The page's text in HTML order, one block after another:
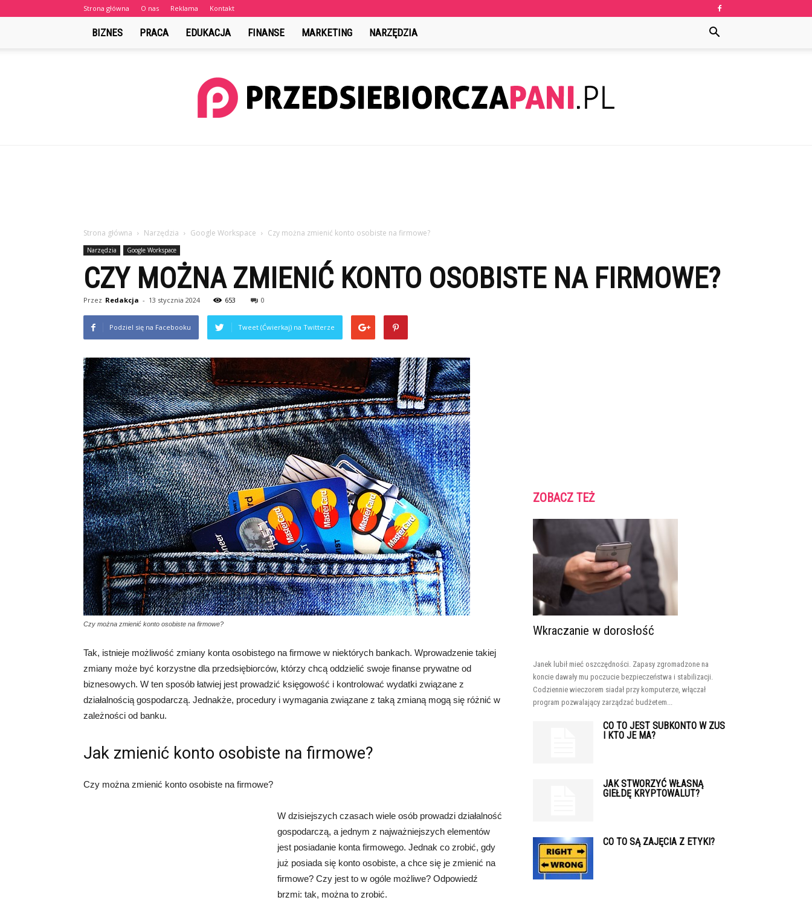
Strona główna O nas Reklama Kontakt
BIZNES PRACA EDUKACJA FINANSE MARKETING NARZĘDZIA
Strona główna Narzędzia Google Workspace Czy można zmienić konto osobiste na firmowe?
Narzędzia Google Workspace
CZY MOŻNA ZMIENIĆ KONTO OSOBISTE NA FIRMOWE?
Przez Redakcja - 13 stycznia 2024 653 0
Podziel się na Facebooku Tweet (Ćwierkaj) na Twitterze
Czy można zmienić konto osobiste na firmowe?
Tak, istnieje możliwość zmiany konta osobistego na firmowe w niektórych bankach. Wprowadzenie takiej
zmiany może być korzystne dla przedsiębiorców, którzy chcą oddzielić swoje finanse prywatne od
biznesowych. W ten sposób łatwiej jest prowadzić księgowość i kontrolować wydatki związane z
działalnością gospodarczą. Jednakże, procedury i wymagania związane z taką zmianą mogą się różnić w
zależności od banku.
Jak zmienić konto osobiste na firmowe?
Czy można zmienić konto osobiste na firmowe?
W dzisiejszych czasach wiele osób prowadzi działalność
gospodarczą, a jednym z najważniejszych elementów
jest posiadanie konta firmowego. Jednak co zrobić, gdy
już posiada się konto osobiste, a chce się je zmienić na
firmowe? Czy jest to w ogóle możliwe? Odpowiedź
brzmi: tak, można to zrobić.
ZOBACZ TEŻ
Wkraczanie w dorosłość
Janek lubił mieć oszczędności. Zapasy zgromadzone na
koncie dawały mu poczucie bezpieczeństwa i stabilizacji.
Codziennie wieczorem siadał przy komputerze, włączał
program pozwalający zarządzać budżetem...
CO TO JEST SUBKONTO W ZUS
I KTO JE MA?
JAK STWORZYĆ WŁASNĄ
GIEŁDĘ KRYPTOWALUT?
CO TO SĄ ZAJĘCIA Z ETYKI?